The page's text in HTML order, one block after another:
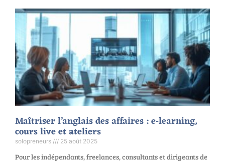
Maîtriser l’anglais des affaires : e‑learning,
cours live et ateliers
solopreneurs 25 août 2025
Pour les indépendants, freelances, consultants et dirigeants de